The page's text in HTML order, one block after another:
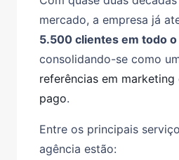
mercado, a empresa já
5.500 clientes em todo o
consolidando-se como
referências em
pago.
Entre os principais
agência estão: